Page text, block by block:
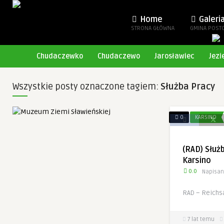
Home
STRONA GŁÓWNA
Galeria
GMINA
Chudaczewko Chudaczewo Jarosławiec
Wszystkie posty oznaczone tagiem: Służba Pracy
0 KARSINO
(RAD)
Karsino
0.0
RAD –
7 lat temu